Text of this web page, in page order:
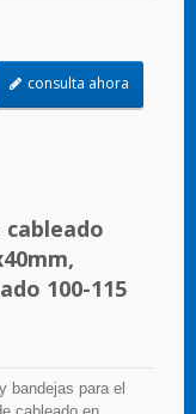
tamaños
aplicación.
gama de accesorios
instalación.
consulta ahora
cableado
100-115
bandejas para el